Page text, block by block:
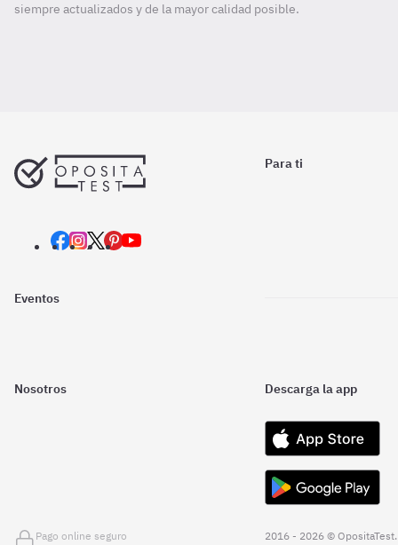
siempre actualizados y de la mayor calidad posible.
Para ti
Eventos
Nosotros Descarga la app
Pago online seguro
2016 - 2026 © OpositaTest.